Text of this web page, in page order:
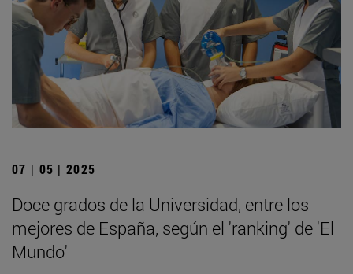
07 | 05 | 2025
Doce grados de la Universidad, entre los
mejores de España, según el 'ranking' de 'El
Mundo'